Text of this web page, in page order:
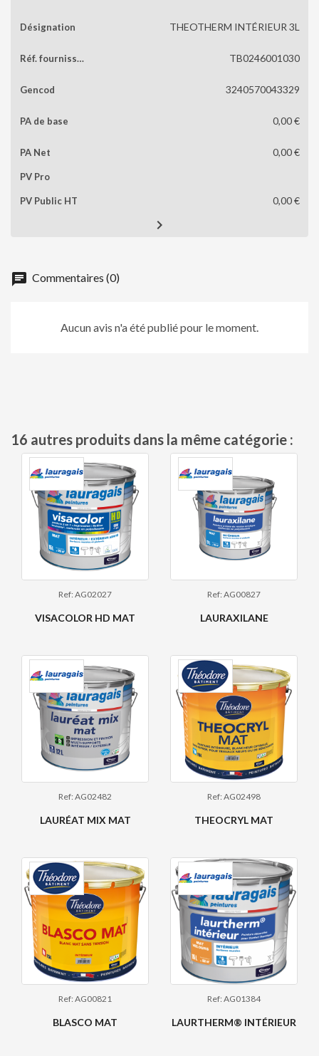
THEOTHERM INTÉRIEUR 3L
TB0246001030
3240570043329
0,00 €
0,00 €
0,00 €

chat Commentaires (0)
Aucun avis n'a été publié pour le moment.
16 autres produits dans la même catégorie :
Ref: AG02027
VISACOLOR HD MAT
Ref: AG00827
LAURAXILANE
Ref: AG02482
LAURÉAT MIX MAT
Ref: AG02498
THEOCRYL MAT
Ref: AG00821
BLASCO MAT
Ref: AG01384
LAURTHERM® INTÉRIEUR